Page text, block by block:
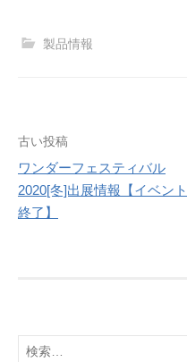
製品情報
投
稿
ナ
シ
古い投稿
ワンダーフェスティバル
2020[冬]出展情報【イベント
終了】
検
索: